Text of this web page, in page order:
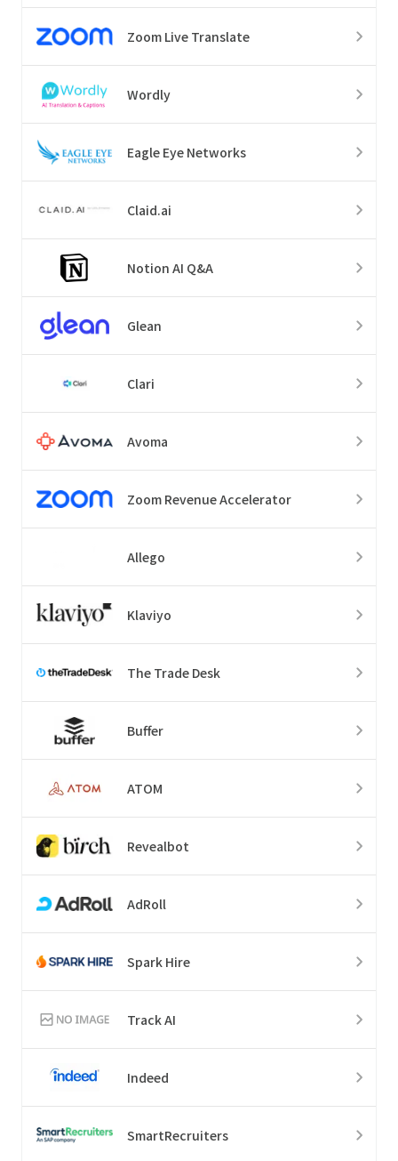
Zoom Live Translate
Wordly
Eagle Eye Networks
Claid.ai
Notion AI Q&A
Glean
Clari
Avoma
Zoom Revenue Accelerator
Allego
Klaviyo
The Trade Desk
Buffer
ATOM
Revealbot
AdRoll
Spark Hire
Track AI
Indeed
SmartRecruiters